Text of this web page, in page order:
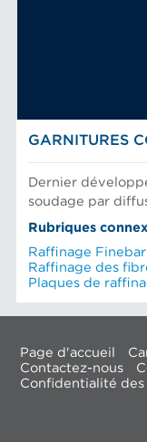
GARNITURES
Dernier
soudage par
Rubriques
Raffinage Finebar
Raffinage des
Plaques de
Page d'accueil
Contactez-nous
Confidentialité des